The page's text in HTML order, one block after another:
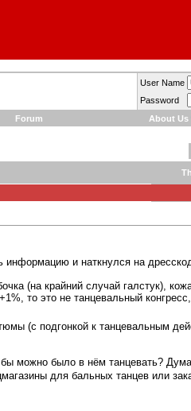
User Name
Password
Forum
About Us
информацию и наткнулся на
(на крайний случай галстук),
то это не танцевальный
(с подгонкой к танцевальным
бы можно было в нём танцевать?
для бальных танцев или